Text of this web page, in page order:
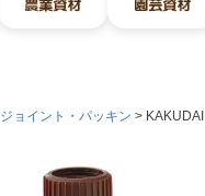
ジョイント・パッキン